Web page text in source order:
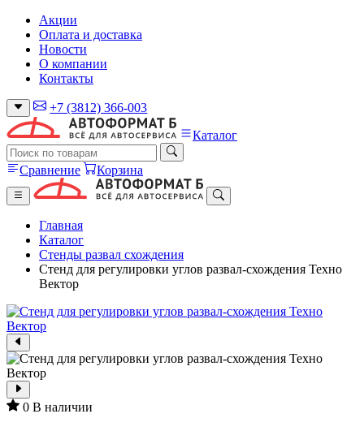
Акции
Оплата и доставка
Новости
О компании
Контакты
+7 (3812) 366-003
Каталог
Сравнение Корзина
Главная
Каталог
Стенды развал схождения
Стенд для регулировки углов развал-схождения Техно
Вектор
0 В наличии